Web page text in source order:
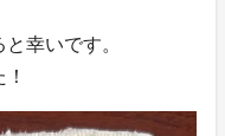
幸いです。